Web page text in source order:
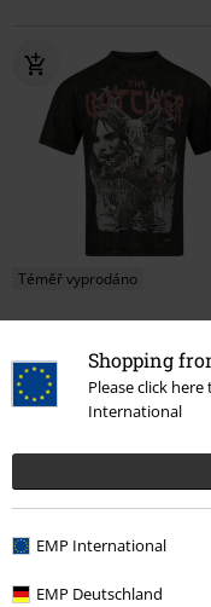
Shopping
Please click
International
EMP International
EMP Deutschland
Téměř vyprodáno
The Witcher
The Witcher
Tričko